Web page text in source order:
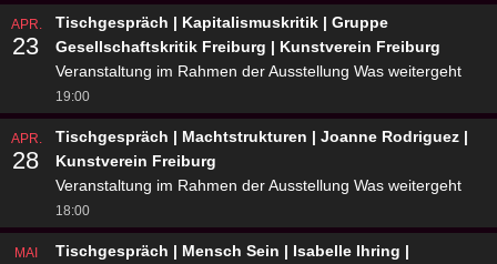
APR.
23
Tischgespräch | Kapitalismuskritik | Gruppe
Gesellschaftskritik Freiburg | Kunstverein Freiburg
Veranstaltung im Rahmen der Ausstellung Was weitergeht
19:00
APR.
28
Tischgespräch | Machtstrukturen | Joanne Rodriguez |
Kunstverein Freiburg
Veranstaltung im Rahmen der Ausstellung Was weitergeht
18:00
MAI Tischgespräch | Mensch Sein | Isabelle Ihring |